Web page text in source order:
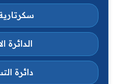
الدائرة
دائرة